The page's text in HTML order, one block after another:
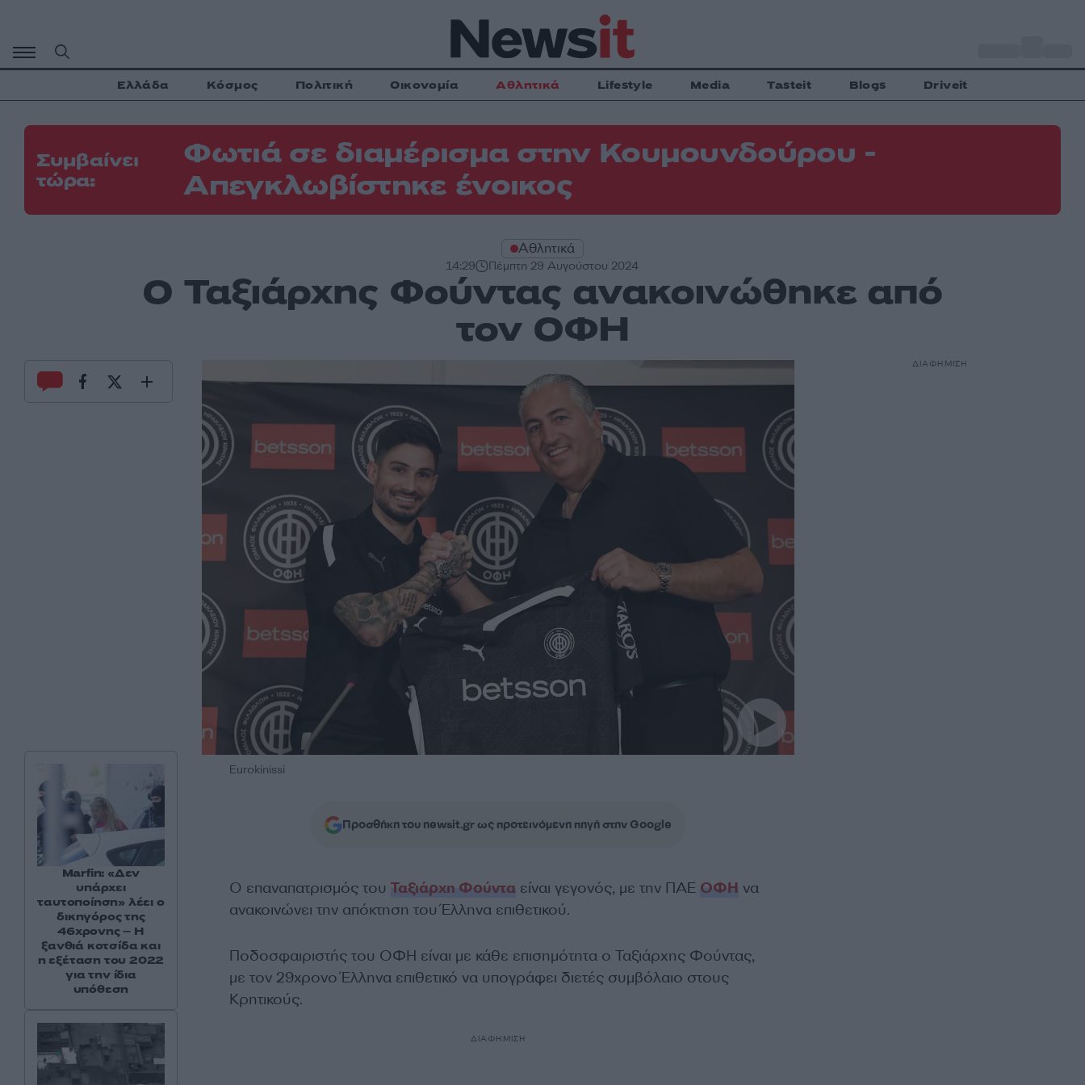
περιεχόμενο
Ελλάδα Κόσμος Πολιτική Οικονομία Αθλητικά Lifestyle Media Tasteit Blogs Driveit
Συμβαίνει
τώρα:
Φωτιά σε διαμέρισμα στην Κουμουνδούρου -
Απεγκλωβίστηκε ένοικος
Αθλητικά
14:29 Πέμπτη 29 Αυγούστου 2024
Ο Ταξιάρχης Φούντας ανακοινώθηκε από
τον ΟΦΗ
Eurokinissi
Προσθήκη του newsit.gr ως προτεινόμενη πηγή στην Google
Ο επαναπατρισμός του Ταξιάρχη Φούνταείναι γεγονός, με την ΠΑΕ ΟΦΗ να
ανακοινώνει την απόκτηση του Έλληνα επιθετικού.
Ποδοσφαιριστής του ΟΦΗ είναι με κάθε επισημότητα ο Ταξιάρχης Φούντας,
με τον 29χρονο Έλληνα επιθετικό να υπογράφει διετές συμβόλαιο στους
Κρητικούς.
ΔΙΑΦΗΜΙΣΗ
Marfin: «Δεν
υπάρχει
ταυτοποίηση» λέει ο
δικηγόρος της
46χρονης – Η
ξανθιά κοτσίδα και
η εξέταση του 2022
για την ίδια
υπόθεση
ΔΙΑΦΗΜΙΣΗ